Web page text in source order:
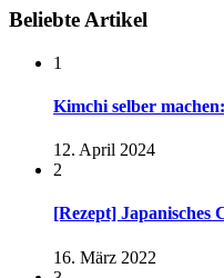
Beliebte Artikel
1
Kimchi selber
12. April 2024
2
[Rezept] Japanisches
16. März 2022